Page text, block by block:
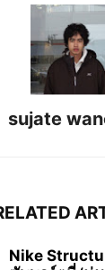
sujate
Nike